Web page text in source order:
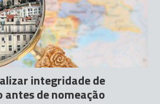
integridade de
de nomeação